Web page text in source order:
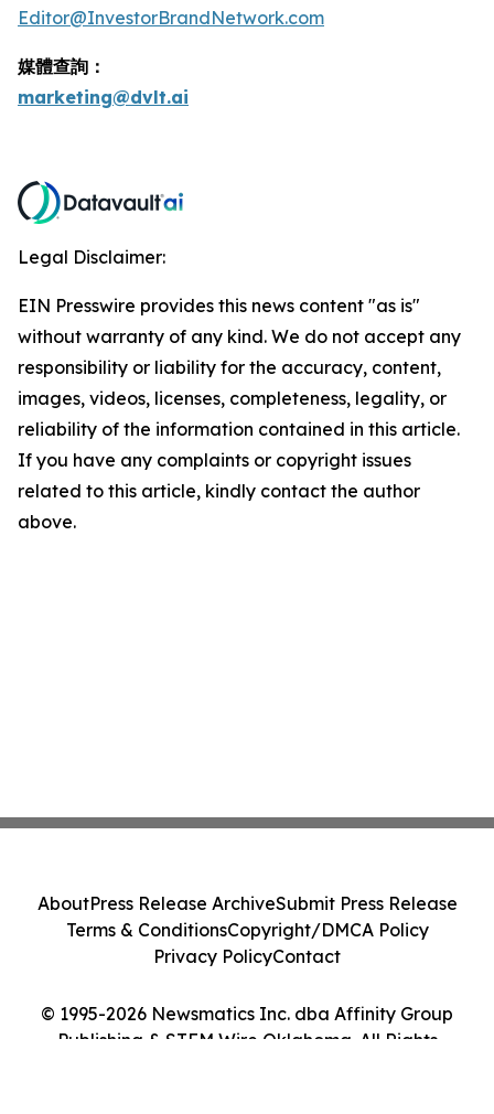
Editor@InvestorBrandNetwork.com
媒體查詢：
marketing@dvlt.ai
Legal Disclaimer:
EIN Presswire provides this news content "as is"
without warranty of any kind. We do not accept any
responsibility or liability for the accuracy, content,
images, videos, licenses, completeness, legality, or
reliability of the information contained in this article.
If you have any complaints or copyright issues
related to this article, kindly contact the author
above.
© 1995-2026 Newsmatics Inc. dba Affinity Group
Publishing & STEM Wire Oklahoma. All Rights
AboutPress Release ArchiveSubmit Press Release
Terms & ConditionsCopyright/DMCA Policy
Privacy PolicyContact